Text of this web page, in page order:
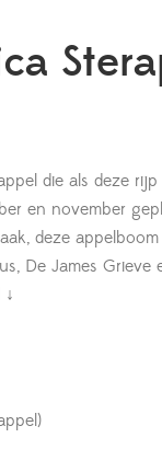
die als deze
en november
deze
De James Grieve